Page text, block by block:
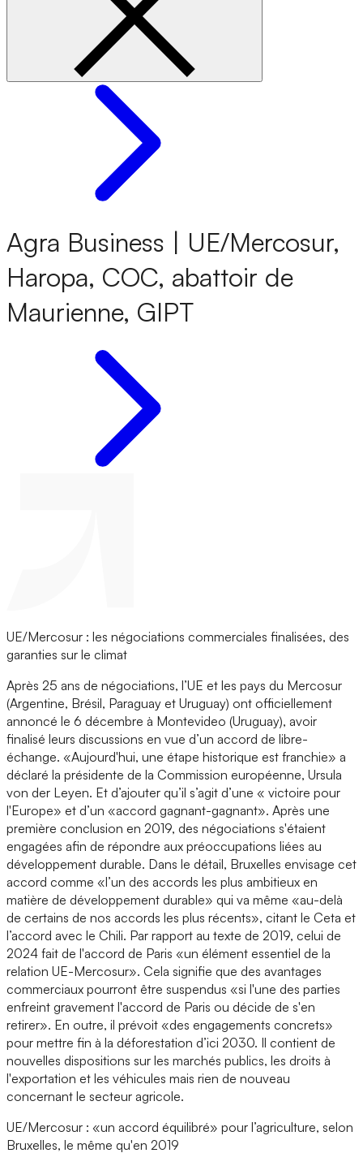
Agra Business | UE/Mercosur,
Haropa, COC, abattoir de
Maurienne, GIPT
UE/Mercosur : les négociations commerciales finalisées, des
garanties sur le climat
Après 25 ans de négociations, l’UE et les pays du Mercosur
(Argentine, Brésil, Paraguay et Uruguay) ont officiellement
annoncé le 6 décembre à Montevideo (Uruguay), avoir
finalisé leurs discussions en vue d’un accord de libre-
échange. «Aujourd'hui, une étape historique est franchie» a
déclaré la présidente de la Commission européenne, Ursula
von der Leyen. Et d’ajouter qu’il s’agit d’une « victoire pour
l'Europe» et d’un «accord gagnant-gagnant». Après une
première conclusion en 2019, des négociations s'étaient
engagées afin de répondre aux préoccupations liées au
développement durable. Dans le détail, Bruxelles envisage cet
accord comme «l’un des accords les plus ambitieux en
matière de développement durable» qui va même «au-delà
de certains de nos accords les plus récents», citant le Ceta et
l’accord avec le Chili. Par rapport au texte de 2019, celui de
2024 fait de l'accord de Paris «un élément essentiel de la
relation UE-Mercosur». Cela signifie que des avantages
commerciaux pourront être suspendus «si l'une des parties
enfreint gravement l'accord de Paris ou décide de s'en
retirer». En outre, il prévoit «des engagements concrets»
pour mettre fin à la déforestation d’ici 2030. Il contient de
nouvelles dispositions sur les marchés publics, les droits à
l'exportation et les véhicules mais rien de nouveau
concernant le secteur agricole.
UE/Mercosur : «un accord équilibré» pour l’agriculture, selon
Bruxelles, le même qu'en 2019